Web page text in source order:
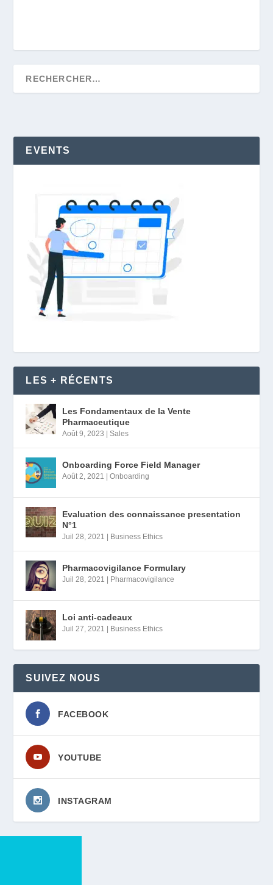
EVENTS
LES + RÉCENTS
Les Fondamentaux de la Vente
Pharmaceutique
Août 9, 2023 |Sales
Onboarding Force Field Manager
Août 2, 2021 |Onboarding
Evaluation des connaissance presentation
N°1
Juil 28, 2021 Business Ethics
Pharmacovigilance Formulary
Juil 28, 2021 Pharmacovigilance
Loi anti-cadeaux
Juil 27, 2021 Business Ethics
SUIVEZ NOUS
FACEBOOK
YOUTUBE
INSTAGRAM